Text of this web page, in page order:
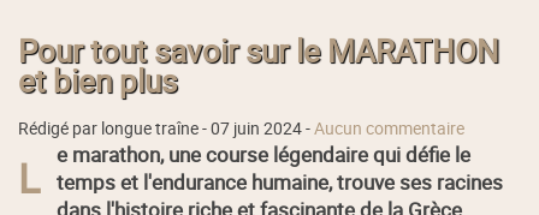
Pour tout savoir sur le MARATHON
et bien plus
Rédigé par longue traîne -07 juin 2024-Aucun commentaire
L
e marathon, une course légendaire qui défie le
temps et l'endurance humaine, trouve ses racines